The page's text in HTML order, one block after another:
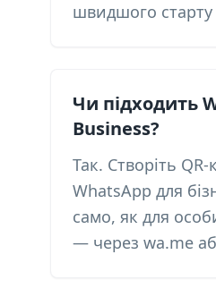
швидшого
Чи підходить
Business?
Так. Створіть QR-
WhatsApp для
само, як для
— через wa.me